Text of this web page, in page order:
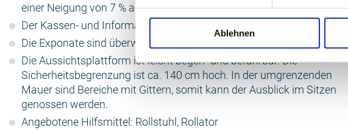
Ablehnen
einer Neigung von 7 % auf einer Länge von 6 m).
Der Kassen- und Informationstresen ist 100 cm hoch.
Die Exponate sind überwiegend im Stehen und Sitzen sichtbar.
Die Aussichtsplattform ist leicht begeh- und befahrbar. Die
Sicherheitsbegrenzung ist ca. 140 cm hoch. In der umgrenzenden
Mauer sind Bereiche mit Gittern, somit kann der Ausblick im Sitzen
genossen werden.
Angebotene Hilfsmittel: Rollstuhl, Rollator